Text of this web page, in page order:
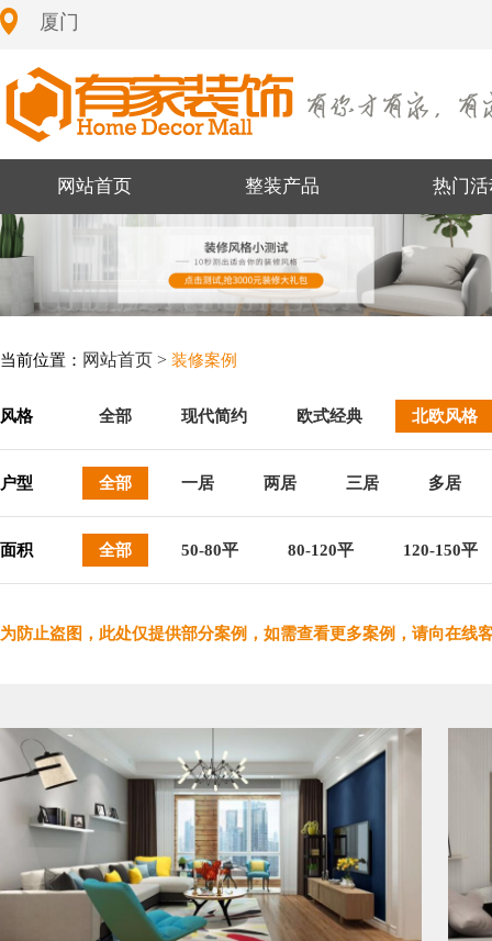
厦门
网站首页 整装产品 热门活
当前位置： 网站首页 > 装修案例
风格 全部 现代简约 欧式经典 北欧风格
户型 全部 一居 两居 三居 多居
面积 全部 50-80平 80-120平 120-150平
为防止盗图，此处仅提供部分案例，如需查看更多案例，请向在线